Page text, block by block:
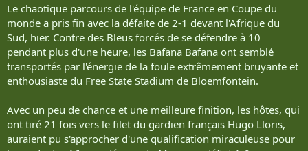
Le chaotique parcours de l'équipe de France en Coupe du
monde a pris fin avec la défaite de 2-1 devant l'Afrique du
Sud, hier. Contre des Bleus forcés de se défendre à 10
pendant plus d'une heure, les Bafana Bafana ont semblé
transportés par l'énergie de la foule extrêmement bruyante et
enthousiaste du Free State Stadium de Bloemfontein.
Avec un peu de chance et une meilleure finition, les hôtes, qui
ont tiré 21 fois vers le filet du gardien français Hugo Lloris,
auraient pu s'approcher d'une qualification miraculeuse pour